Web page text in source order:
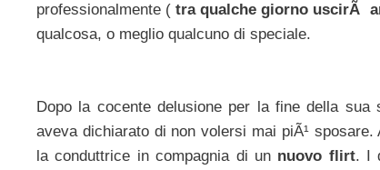
professionalmente (tra qualche giorno uscirÃ
qualcosa, o meglio qualcuno di speciale.
Dopo la cocente delusione per la fine della
aveva dichiarato di non volersi mai piÃ¹
la conduttrice in compagnia di un nuovo flirt. I